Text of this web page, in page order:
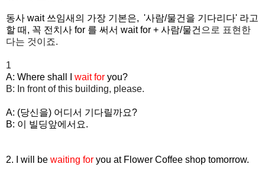
동사 wait 쓰임새의 가장 기본은, '사람/물건을 기다리다' 라고
할 때, 꼭 전치사 for 를 써서 wait for + 사람/물건 으로 표현한
다는 것이죠.
1
A: Where shall I wait for you?
B: In front of this building, please.
A: (당신을) 어디서 기다릴까요?
B: 이 빌딩앞에서요.
2. I will be waiting for you at Flower Coffee shop tomorrow.